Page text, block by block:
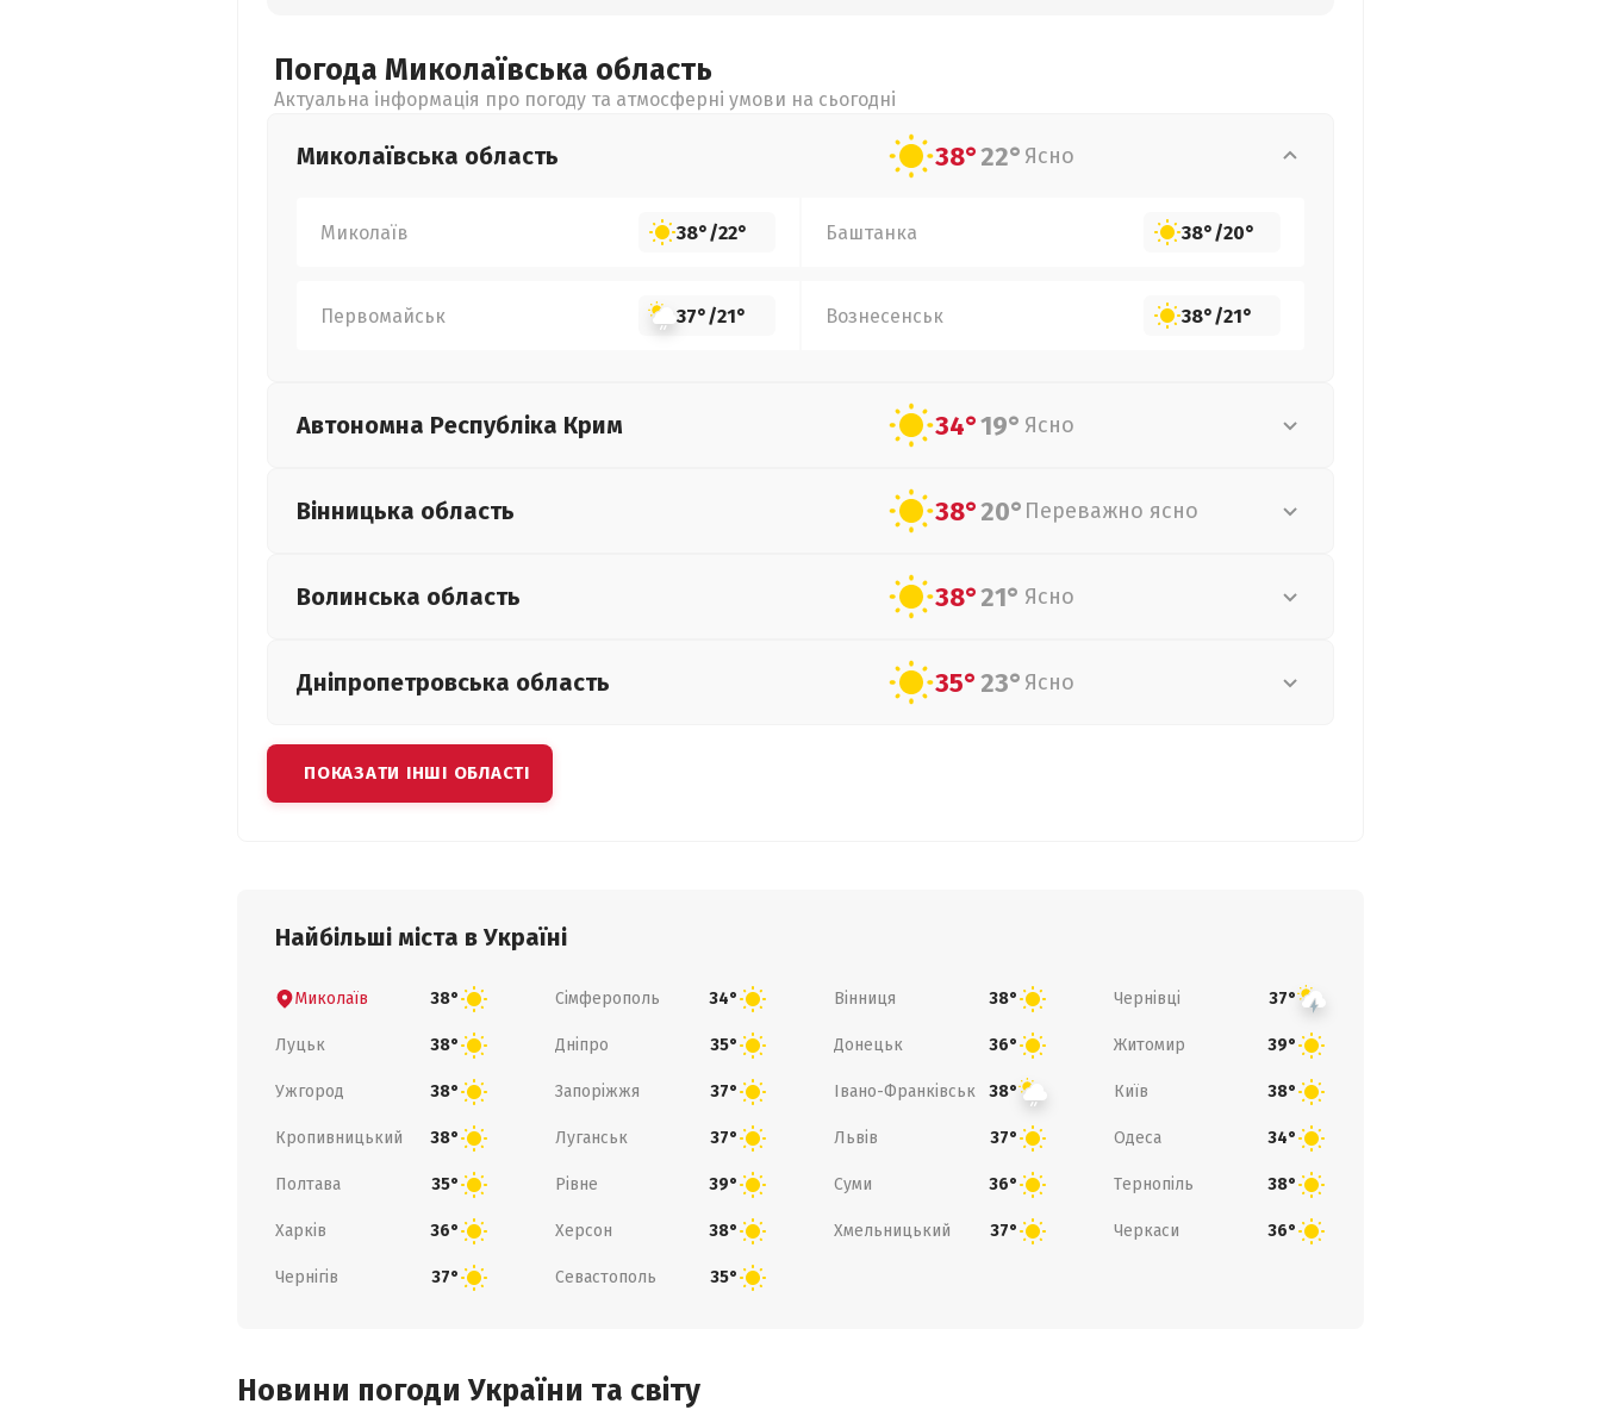
Погода Миколаївська область
Актуальна інформація про погоду та атмосферні умови на сьогодні
Миколаївська область 38°22° Ясно
Миколаїв 38°/22° Баштанка 38°/20°
Первомайськ 37°/21° Вознесенськ 38°/21°
Автономна Республіка Крим 34°19° Ясно
Вінницька область 38°20° Переважно ясно
Волинська область 38°21° Ясно
Дніпропетровська область 35°23° Ясно
ПОКАЗАТИ ІНШІ ОБЛАСТІ
Найбільші міста в Україні
Миколаїв 38° Сімферополь 34° Вінниця 38° Чернівці 37°
Луцьк 38° Дніпро 35° Донецьк 36° Житомир 39°
Ужгород 38° Запоріжжя 37° Івано-Франківськ 38° Київ 38°
Кропивницький 38° Луганськ 37° Львів 37° Одеса 34°
Полтава 35° Рівне 39° Суми 36° Тернопіль 38°
Харків 36° Херсон 38° Хмельницький 37° Черкаси 36°
Чернігів 37° Севастополь 35°
Новини погоди України та світу